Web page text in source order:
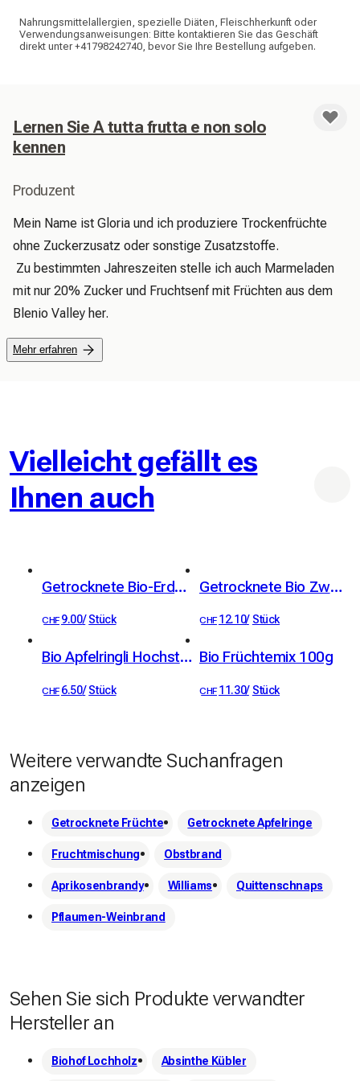
Nahrungsmittelallergien, spezielle Diäten, Fleischherkunft oder
Verwendungsanweisungen: Bitte kontaktieren Sie das Geschäft
direkt unter +41798242740, bevor Sie Ihre Bestellung aufgeben.
Lernen Sie A tutta frutta e non solo
kennen
Produzent
Mein Name ist Gloria und ich produziere Trockenfrüchte
ohne Zuckerzusatz oder sonstige Zusatzstoffe.
Zu bestimmten Jahreszeiten stelle ich auch Marmeladen
mit nur 20% Zucker und Fruchtsenf mit Früchten aus dem
Mehr erfahren
Vielleicht gefällt es
Ihnen auch
Getrocknete Bio-Erdbeeren 40 g
CHF 9.00/ Stück
Getrocknete Bio Zwetschgen Hochstamm 100g
CHF 12.10/ Stück
Bio Apfelringli Hochstamm 60g
CHF 6.50/ Stück
Bio Früchtemix 100g
CHF 11.30/ Stück
Weitere verwandte Suchanfragen
anzeigen
Getrocknete Früchte Getrocknete Apfelringe
Fruchtmischung Obstbrand
Aprikosenbrandy Williams Quittenschnaps
Pflaumen-Weinbrand
Sehen Sie sich Produkte verwandter
Hersteller an
Biohof Lochholz Absinthe Kübler